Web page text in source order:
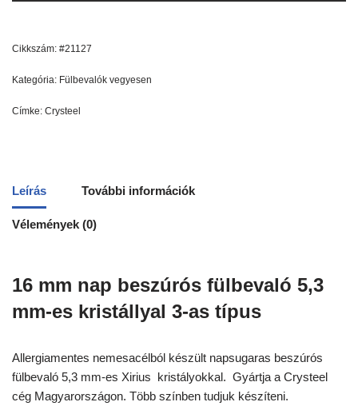
Cikkszám: #21127
Kategória: Fülbevalók vegyesen
Címke: Crysteel
Leírás További információk
Vélemények (0)
16 mm nap beszúrós fülbevaló 5,3
mm-es kristállyal 3-as típus
Allergiamentes nemesacélból készült napsugaras beszúrós
fülbevaló 5,3 mm-es Xirius kristályokkal. Gyártja a Crysteel
cég Magyarországon. Több színben tudjuk készíteni.